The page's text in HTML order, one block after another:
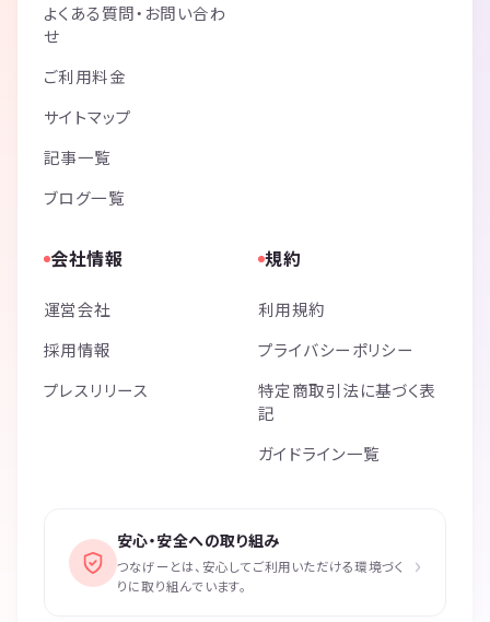
よくある質問・お問い合わ
せ
ご利用料金
サイトマップ
記事一覧
ブログ一覧
会社情報
運営会社
採用情報
プレスリリース
規約
利用規約
プライバシーポリシー
特定商取引法に基づく表
記
ガイドライン一覧
安心・安全への取り組み
つなげーとは、安心してご利用いただける環境づく
りに取り組んでいます。
›